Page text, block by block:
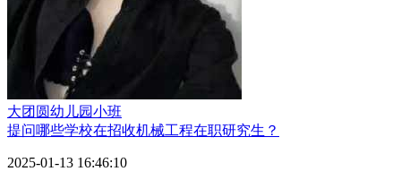
大团圆幼儿园小班
提问哪些学校在招收机械工程在职研究生？
2025-01-13 16:46:10